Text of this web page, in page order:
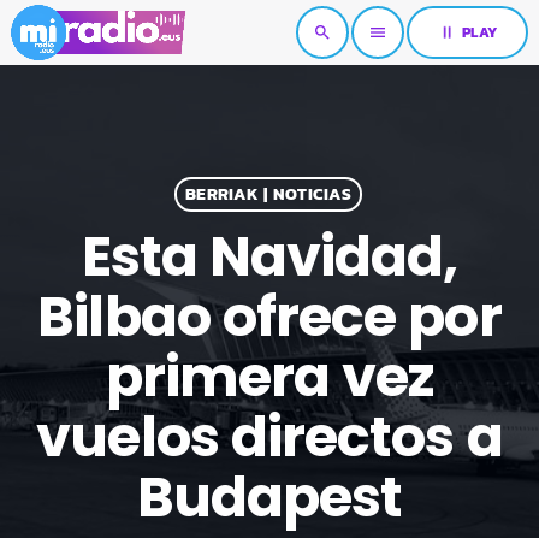
search menu pause PLAY
BERRIAK | NOTICIAS
Esta Navidad,
Bilbao ofrece por
primera vez
vuelos directos a
Budapest